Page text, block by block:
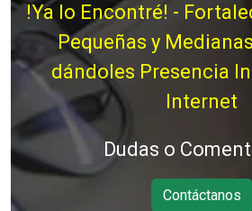
!Ya lo Encontré! -
Pequeñas y
dándoles Presencia
Internet
Dudas o
Contáctanos